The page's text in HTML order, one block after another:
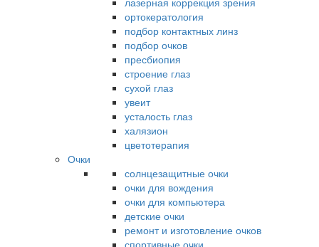
ортокератология
подбор контактных линз
подбор очков
пресбиопия
строение глаз
сухой глаз
увеит
усталость глаз
халязион
цветотерапия
Очки
солнцезащитные очки
очки для вождения
очки для компьютера
детские очки
ремонт и изготовление очков